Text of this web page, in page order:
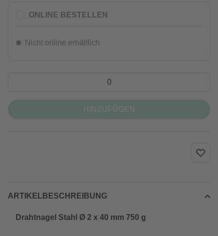
ONLINE BESTELLEN
Nicht online erhältlich
ARTIKELBESCHREIBUNG
Drahtnagel Stahl Ø 2 x 40 mm 750 g